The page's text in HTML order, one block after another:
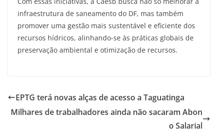
infraestrutura de saneamento do DF, mas também
promover uma gestão mais sustentável e eficiente dos
recursos hídricos, alinhando-se às práticas globais de
preservação ambiental e otimização de recursos.
EPTG terá novas alças de acesso a Taguatinga
Milhares de trabalhadores ainda não sacaram Abon
o Salarial